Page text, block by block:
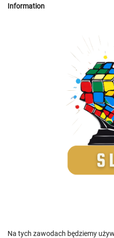
Information
Na tych zawodach będziemy